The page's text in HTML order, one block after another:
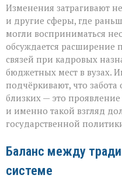
Изменения затрагивают
и другие сферы, где
могли восприниматься
обсуждается расширение
связей при кадровых
бюджетных мест в вузах.
подчёркивают, что
близких — это проявление
и именно такой взгляд
государственной
Баланс между
системе